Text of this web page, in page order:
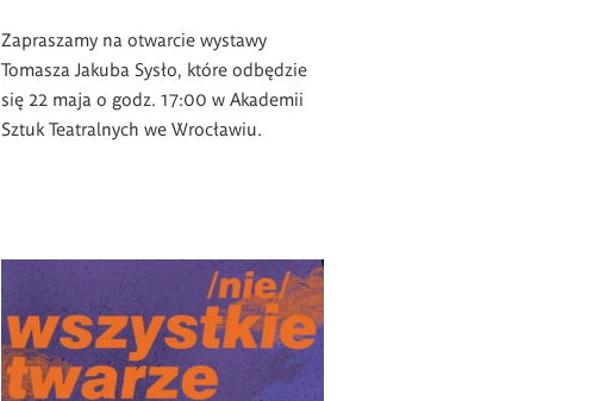
Zapraszamy na otwarcie wystawy
Tomasza Jakuba Sysło, które odbędzie
się 22 maja o godz. 17:00 w Akademii
Sztuk Teatralnych we Wrocławiu.